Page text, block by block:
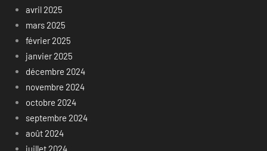
avril 2025
mars 2025
février 2025
janvier 2025
décembre 2024
novembre 2024
octobre 2024
septembre 2024
août 2024
juillet 2024